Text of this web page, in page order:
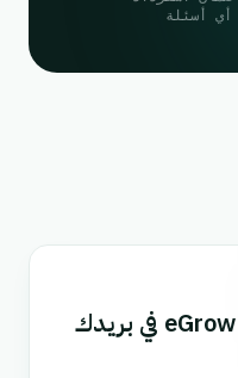
احصل على آخر تحديثات eGrow في بريدك